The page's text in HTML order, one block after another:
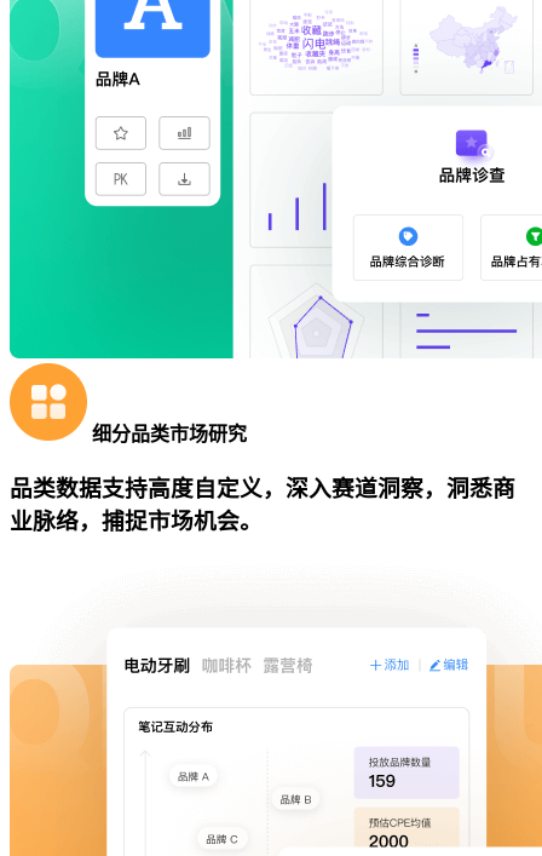
细分品类市场研究
品类数据支持高度自定义，深入赛道洞察，洞悉商
业脉络，捕捉市场机会。